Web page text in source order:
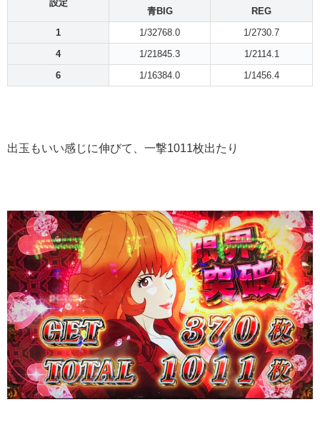
設定
青BIG
REG
1
1/32768.0
1/2730.7
4
1/21845.3
1/2114.1
6
1/16384.0 1/1456.4
出玉もいい感じに伸びて、一撃1011枚出たり